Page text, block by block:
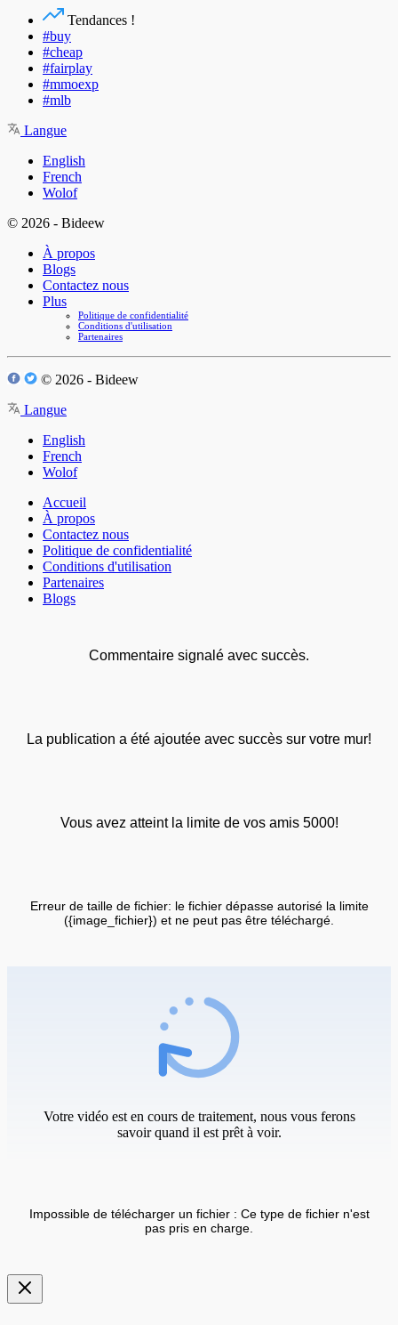
Tendances !
#buy
#cheap
#fairplay
#mmoexp
#mlb
Langue
English
French
Wolof
© 2026 - Bideew
À propos
Blogs
Contactez nous
Plus
Politique de confidentialité
Conditions d'utilisation
Partenaires
© 2026 - Bideew
Langue
English
French
Wolof
Accueil
À propos
Contactez nous
Politique de confidentialité
Conditions d'utilisation
Partenaires
Blogs
Commentaire signalé avec succès.
La publication a été ajoutée avec succès sur votre mur!
Vous avez atteint la limite de vos amis 5000!
Erreur de taille de fichier: le fichier dépasse autorisé la limite
({image_fichier}) et ne peut pas être téléchargé.
Votre vidéo est en cours de traitement, nous vous ferons
savoir quand il est prêt à voir.
Impossible de télécharger un fichier : Ce type de fichier n'est
pas pris en charge.